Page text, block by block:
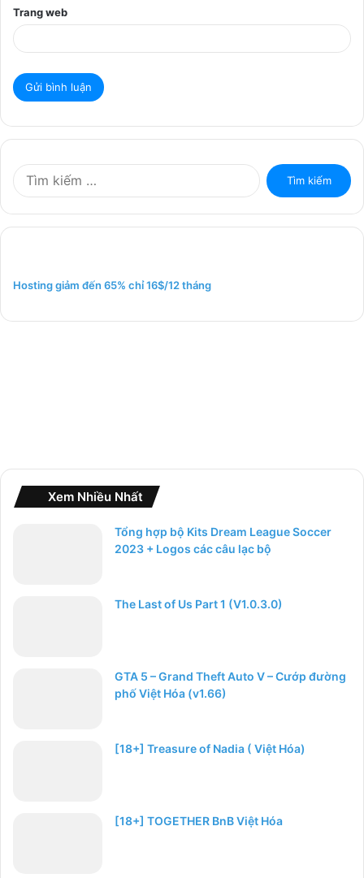
Trang web
k
o
Hosting giảm đến 65% chỉ 16$/12 tháng
Xem Nhiều Nhất
Tổng hợp bộ Kits Dream League Soccer
2023 + Logos các câu lạc bộ
The Last of Us Part 1 (V1.0.3.0)
GTA 5 – Grand Theft Auto V – Cướp đường
phố Việt Hóa (v1.66)
[18+] Treasure of Nadia ( Việt Hóa)
[18+] TOGETHER BnB Việt Hóa